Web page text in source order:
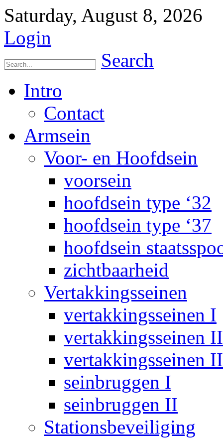
Saturday, August 8, 2026
Login
Search
Intro
Contact
Armsein
Voor- en Hoofdsein
voorsein
hoofdsein type ‘32
hoofdsein type ‘37
hoofdsein
zichtbaarheid
Vertakkingsseinen
vertakkingsseinen I
vertakkingsseinen II
vertakkingsseinen
seinbruggen I
seinbruggen II
Stationsbeveiliging